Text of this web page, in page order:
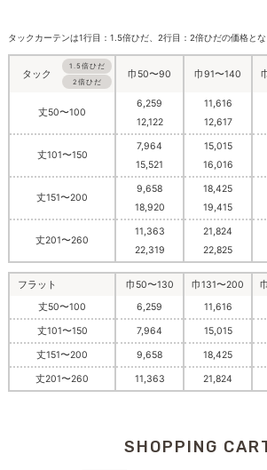
タックカーテンは1行目：1.5倍ひだ、2行目：2倍ひだの価格とな
タック
1.5倍ひだ
2倍ひだ
巾50〜90 巾91〜140
丈50〜100
6,259
12,122
11,616
12,617
丈101〜150
7,964
15,521
15,015
16,016
丈151〜200
9,658
18,920
18,425
19,415
丈201〜260
11,363
22,319
21,824
22,825
フラット 巾50〜130 巾131〜200
丈50〜100
6,259 11,616
丈101〜150 7,964 15,015
丈151〜200 9,658 18,425
丈201〜260 11,363 21,824
SHOPPING